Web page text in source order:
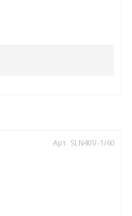
Арт. SLN40V-1/60